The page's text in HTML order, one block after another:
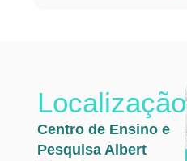
Localização
Centro de Ensino e
Pesquisa Albert